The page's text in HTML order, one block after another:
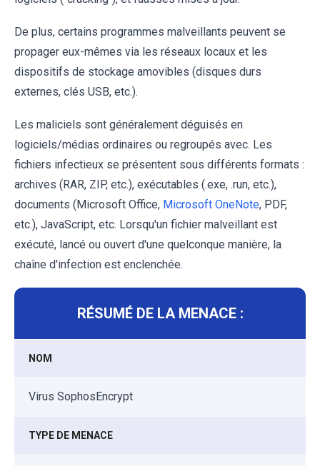
De plus, certains programmes malveillants peuvent se
propager eux-mêmes via les réseaux locaux et les
dispositifs de stockage amovibles (disques durs
externes, clés USB, etc.).
Les maliciels sont généralement déguisés en
logiciels/médias ordinaires ou regroupés avec. Les
fichiers infectieux se présentent sous différents formats :
archives (RAR, ZIP, etc.), exécutables (.exe, .run, etc.),
documents (Microsoft Office, Microsoft OneNote, PDF,
etc.), JavaScript, etc. Lorsqu'un fichier malveillant est
exécuté, lancé ou ouvert d'une quelconque manière, la
chaîne d'infection est enclenchée.
RÉSUMÉ DE LA MENACE :
NOM
Virus SophosEncrypt
TYPE DE MENACE